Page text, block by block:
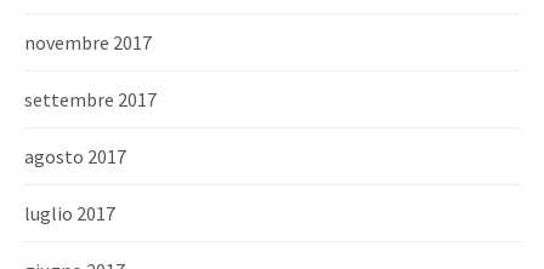
novembre 2017
settembre 2017
agosto 2017
luglio 2017